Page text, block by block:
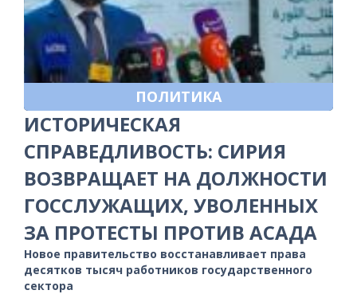
ПОЛИТИКА
ИСТОРИЧЕСКАЯ
СПРАВЕДЛИВОСТЬ: СИРИЯ
ВОЗВРАЩАЕТ НА ДОЛЖНОСТИ
ГОССЛУЖАЩИХ, УВОЛЕННЫХ
ЗА ПРОТЕСТЫ ПРОТИВ АСАДА
Новое правительство восстанавливает права
десятков тысяч работников государственного
сектора